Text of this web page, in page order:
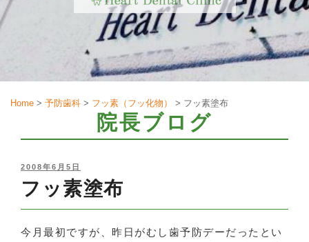
Home > 予防歯科 > フッ素（フッ化物） > フッ素塗布
院長ブログ
POSTED
2008年6月5日
フッ素塗布
今月最初ですが、昨日がむし歯予防デーだったとい